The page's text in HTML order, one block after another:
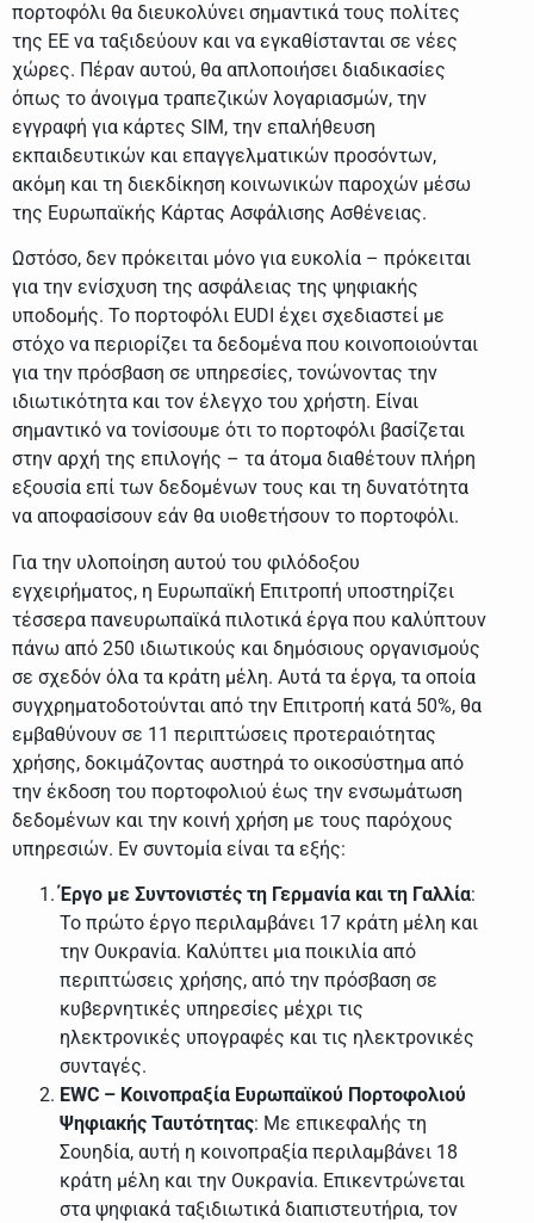
πορτοφόλι θα διευκολύνει σημαντικά τους πολίτες
της ΕΕ να ταξιδεύουν και να εγκαθίστανται σε νέες
χώρες. Πέραν αυτού, θα απλοποιήσει διαδικασίες
όπως το άνοιγμα τραπεζικών λογαριασμών, την
εγγραφή για κάρτες SIM, την επαλήθευση
εκπαιδευτικών και επαγγελματικών προσόντων,
ακόμη και τη διεκδίκηση κοινωνικών παροχών μέσω
της Ευρωπαϊκής Κάρτας Ασφάλισης Ασθένειας.
Ωστόσο, δεν πρόκειται μόνο για ευκολία – πρόκειται
για την ενίσχυση της ασφάλειας της ψηφιακής
υποδομής. Το πορτοφόλι EUDI έχει σχεδιαστεί με
στόχο να περιορίζει τα δεδομένα που κοινοποιούνται
για την πρόσβαση σε υπηρεσίες, τονώνοντας την
ιδιωτικότητα και τον έλεγχο του χρήστη. Είναι
σημαντικό να τονίσουμε ότι το πορτοφόλι βασίζεται
στην αρχή της επιλογής – τα άτομα διαθέτουν πλήρη
εξουσία επί των δεδομένων τους και τη δυνατότητα
να αποφασίσουν εάν θα υιοθετήσουν το πορτοφόλι.
Για την υλοποίηση αυτού του φιλόδοξου
εγχειρήματος, η Ευρωπαϊκή Επιτροπή υποστηρίζει
τέσσερα πανευρωπαϊκά πιλοτικά έργα που καλύπτουν
πάνω από 250 ιδιωτικούς και δημόσιους οργανισμούς
σε σχεδόν όλα τα κράτη μέλη. Αυτά τα έργα, τα οποία
συγχρηματοδοτούνται από την Επιτροπή κατά 50%, θα
εμβαθύνουν σε 11 περιπτώσεις προτεραιότητας
χρήσης, δοκιμάζοντας αυστηρά το οικοσύστημα από
την έκδοση του πορτοφολιού έως την ενσωμάτωση
δεδομένων και την κοινή χρήση με τους παρόχους
υπηρεσιών. Εν συντομία είναι τα εξής:
Έργο με Συντονιστές τη Γερμανία και τη Γαλλία:
Το πρώτο έργο περιλαμβάνει 17 κράτη μέλη και
την Ουκρανία. Καλύπτει μια ποικιλία από
περιπτώσεις χρήσης, από την πρόσβαση σε
κυβερνητικές υπηρεσίες μέχρι τις
ηλεκτρονικές υπογραφές και τις ηλεκτρονικές
συνταγές.
EWC – Κοινοπραξία Ευρωπαϊκού Πορτοφολιού
Ψηφιακής Ταυτότητας: Με επικεφαλής τη
Σουηδία, αυτή η κοινοπραξία περιλαμβάνει 18
κράτη μέλη και την Ουκρανία. Επικεντρώνεται
στα ψηφιακά ταξιδιωτικά διαπιστευτήρια, τον